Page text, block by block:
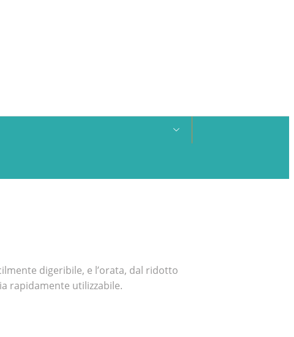
digeribile, e l’orata, dal ridotto
rapidamente utilizzabile.